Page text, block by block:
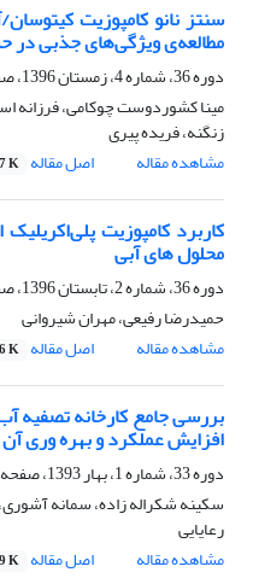
سنتز نانو کامپوزیت‌
مطالعه‌ی ویژگی‌های جذبی در
دوره 36، شماره 4، زمستان 1396، صفحه
مینا کشوردوست چوکامی، فرزانه
زنگنه، فریده پیری
مشاهده مقاله
اصل مقاله K
کاربرد کامپوزیت
محلول های آبی
دوره 36، شماره 2، تابستان 1396، صفحه
حمیدرضا رفیعی، مهران شیروانی
مشاهده مقاله
اصل مقاله K
بررسی جامع کارخانه تصفیه
افزایش عملکرد و بهره وری آن
دوره 33، شماره 1، بهار 1393، صفحه
سکینه شکراله زاده، سمانه
رعایایی
مشاهده مقاله
اصل مقاله K